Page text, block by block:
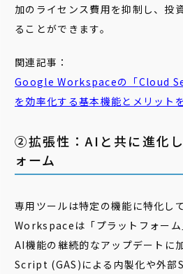
加のライセンス費用を抑制し、投
ることができます。
関連記事：
Google Workspaceの「Cloud
を効率化する基本機能とメリット
②拡張性：AIと共に進化
ォーム
専用ツールは特定の機能に特化し
Workspaceは「プラットフォー
AI機能の継続的なアップデート
Script (GAS)による内製化や外部